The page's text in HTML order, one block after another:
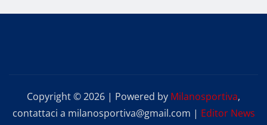
Copyright © 2026 | Powered by Milanosportiva,
contattaci a milanosportiva@gmail.com | Editor News